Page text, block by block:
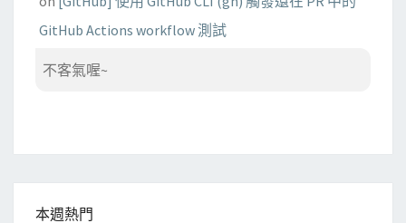
GitHub Actions workflow 測試
不客氣喔~
本週熱門